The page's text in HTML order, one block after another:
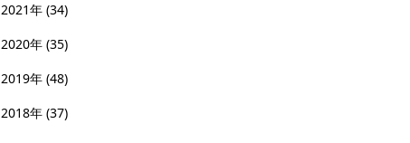
2021年 (34)
2020年 (35)
2019年 (48)
2018年 (37)